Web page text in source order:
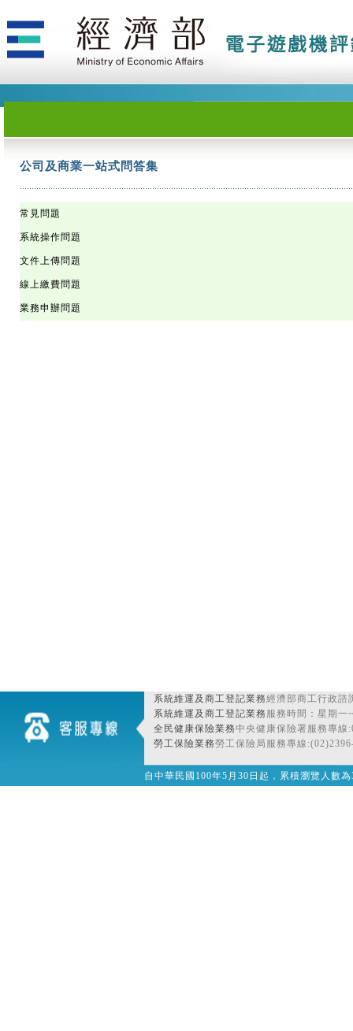
公司及商業一站式問答集
公司及商業一站式問答集
公司及商業一站式問答集
公司及商業一站式問答集
公司及商業一站式問答集
公司及商業一站式問答集
公司及商業一站式問答集
公司及商業一站式問答集
公司及商業一站式問答集
公司及商業一站式問答集
公司及商業一站式問答集
公司及商業一站式問答集
公司及商業一站式問答集
公司及商業一站式問答集
公司及商業一站式問答集
公司及商業一站式問答集
公司及商業一站式問答集
公司及商業一站式問答集
公司及商業一站式問答集
公司及商業一站式問答集
公司及商業一站式問答集
公司及商業一站式問答集
公司及商業一站式問答集
公司及商業一站式問答集
公司及商業一站式問答集